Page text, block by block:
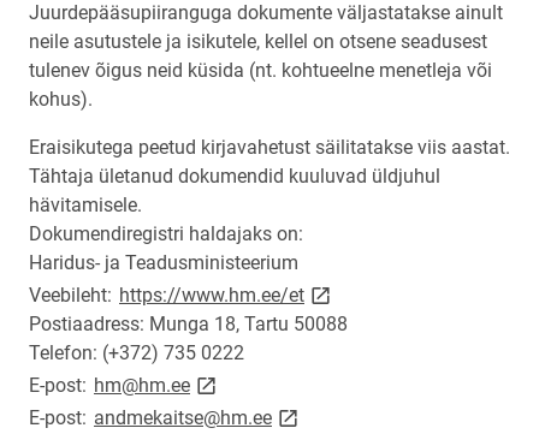
Juurdepääsupiiranguga dokumente väljastatakse ainult
neile asutustele ja isikutele, kellel on otsene seadusest
tulenev õigus neid küsida (nt. kohtueelne menetleja või
kohus).
Eraisikutega peetud kirjavahetust säilitatakse viis aastat.
Tähtaja ületanud dokumendid kuuluvad üldjuhul
hävitamisele.
Dokumendiregistri haldajaks on:
Haridus- ja Teadusministeerium
Veebileht: https://www.hm.ee/etlink opens on new page
Postiaadress: Munga 18, Tartu 50088
Telefon: (+372) 735 0222
E-post: hm@hm.eelink opens on new page
E-post: andmekaitse@hm.eelink opens on new page